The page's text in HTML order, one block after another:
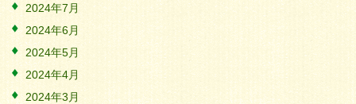
2024年7月
2024年6月
2024年5月
2024年4月
2024年3月